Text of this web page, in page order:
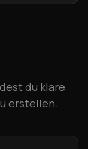
du klare
erstellen.